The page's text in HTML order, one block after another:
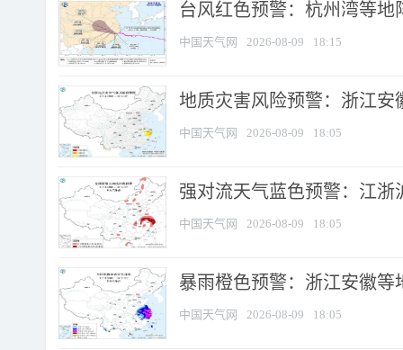
台风红色预警：杭州湾等地
中国天气网 2026-08-09 18:15
地质灾害风险预警：浙江安
中国天气网 2026-08-09 18:05
强对流天气蓝色预警：江浙
中国天气网 2026-08-09 18:05
暴雨橙色预警：浙江安徽等
中国天气网 2026-08-09 18:05